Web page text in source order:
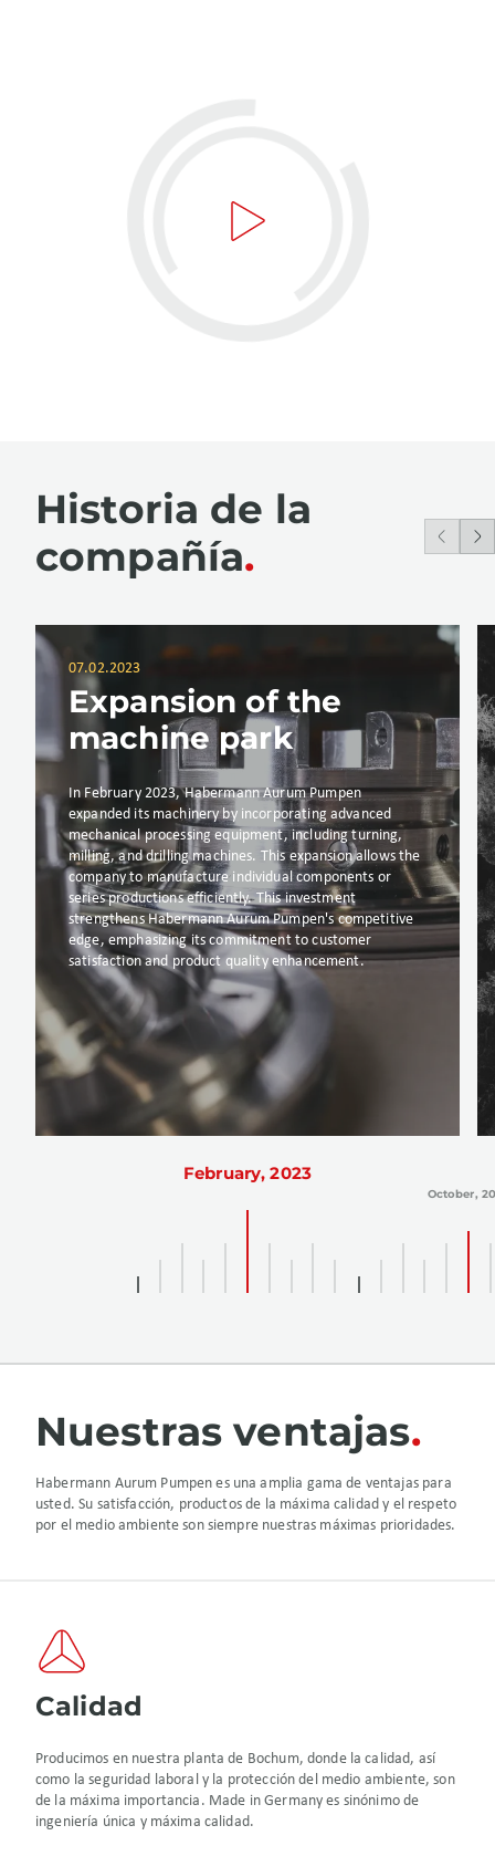
Historia de la
compañía
07.02.2023
Expansion of the
machine park
In February 2023, Habermann Aurum Pumpen
expanded its machinery by incorporating advanced
mechanical processing equipment, including turning,
milling, and drilling machines. This expansion allows the
company to manufacture individual components or
series productions efficiently. This investment
strengthens Habermann Aurum Pumpen's competitive
edge, emphasizing its commitment to customer
satisfaction and product quality enhancement.
February, 2023
October,
Nuestras ventajas
Habermann Aurum Pumpen es una amplia gama de ventajas para
usted. Su satisfacción, productos de la máxima calidad y el respeto
por el medio ambiente son siempre nuestras máximas prioridades.
Calidad
Producimos en nuestra planta de Bochum, donde la calidad, así
como la seguridad laboral y la protección del medio ambiente, son
de la máxima importancia. Made in Germany es sinónimo de
ingeniería única y máxima calidad.